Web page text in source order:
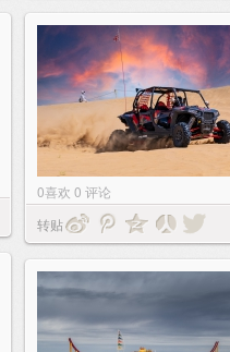
0喜欢 0 评论
转贴